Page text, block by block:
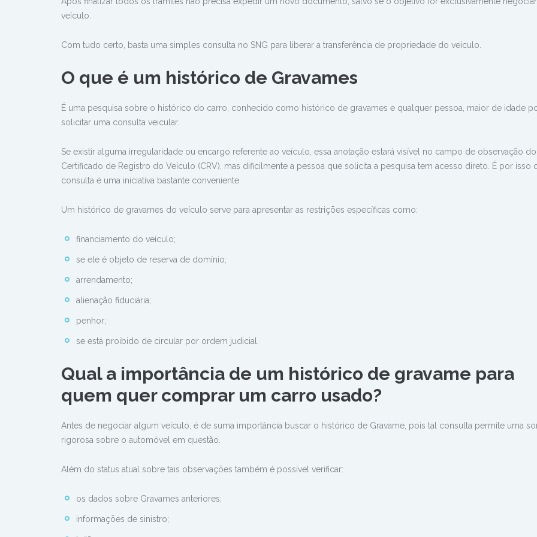
veículo.
Com tudo certo, basta uma simples consulta no SNG para liberar a transferência de propriedade do veículo.
O que é um histórico de Gravames
É uma pesquisa sobre o histórico do carro, conhecido como histórico de gravames e qualquer pessoa, maior de idade
solicitar uma consulta veicular.
Se existir alguma irregularidade ou encargo referente ao veículo, essa anotação estará visível no campo de observação do
Certificado de Registro do Veículo (CRV), mas dificilmente a pessoa que solicita a pesquisa tem acesso direto. É por isso
consulta é uma iniciativa bastante conveniente.
Um histórico de gravames do veículo serve para apresentar as restrições específicas como:
financiamento do veículo;
se ele é objeto de reserva de domínio;
arrendamento;
alienação fiduciária;
penhor;
se está proibido de circular por ordem judicial.
Qual a importância de um histórico de gravame para
quem quer comprar um carro usado?
Antes de negociar algum veículo, é de suma importância buscar o histórico de Gravame, pois tal consulta permite uma
rigorosa sobre o automóvel em questão.
Além do status atual sobre tais observações também é possível verificar:
os dados sobre Gravames anteriores;
informações de sinistro;